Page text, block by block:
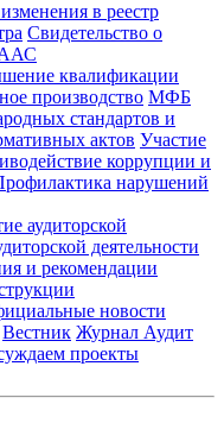
в реестр
Свидетельство о
ААС
квалификации
производство МФБ
стандартов и
актов Участие
коррупции и
нарушений
аудиторской
деятельности
и рекомендации
новости
Вестник Журнал Аудит
проекты